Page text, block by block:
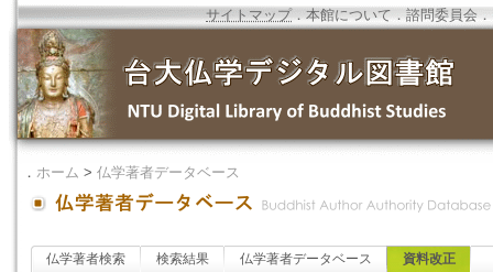
サイトマップ．本館について ．諮問委員会 ．
． ホーム > 仏学著者データベース
仏学著者検索 検索結果 仏学著者データベース 資料改正